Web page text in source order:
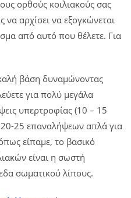
ορθούς κοιλιακούς σας
να αρχίσει να εξογκώνεται
από αυτό που θέλετε. Για
βάση δυναμώνοντας
για πολύ μεγάλα
υπερτροφίας (10 – 15
20-25 επαναλήψεων απλά για
είπαμε, το βασικό
είναι η σωστή
σωματικού λίπους.